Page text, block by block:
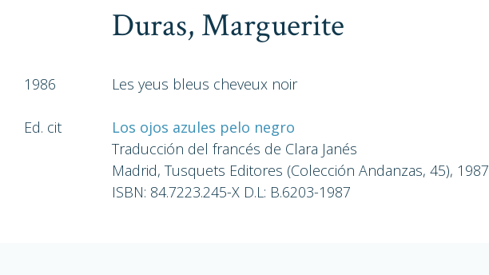
Duras, Marguerite
1986 Les yeus bleus cheveux noir
Ed. cit
Los ojos azules pelo negro
Traducción del francés de Clara Janés
Madrid, Tusquets Editores (Colección Andanzas, 45), 1987
ISBN: 84.7223.245-X D.L: B.6203-1987